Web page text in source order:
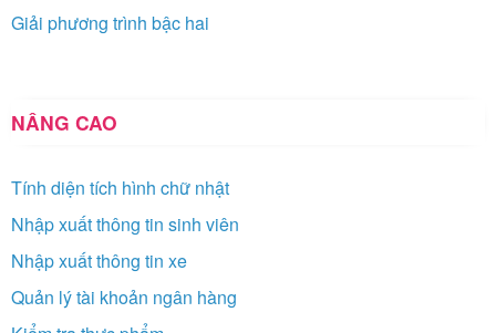
Giải phương trình bậc hai
NÂNG CAO
Tính diện tích hình chữ nhật
Nhập xuất thông tin sinh viên
Nhập xuất thông tin xe
Quản lý tài khoản ngân hàng